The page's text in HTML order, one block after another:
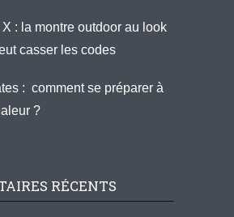
: la montre outdoor au look
casser les codes
: comment se préparer à
?
RÉCENTS